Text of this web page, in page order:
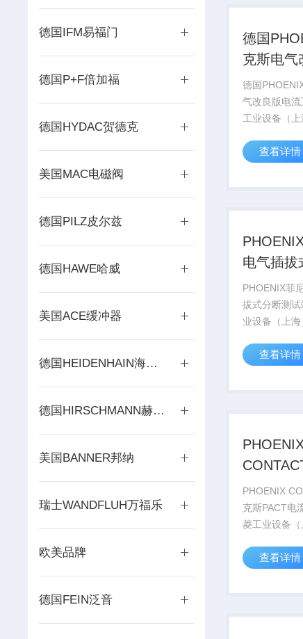
德国IFM易福门
德国P+F倍加福
德国HYDAC贺德克
美国MAC电磁阀
德国PILZ皮尔兹
德国HAWE哈威
美国ACE缓冲器
德国HEIDENHAIN海德汉
德国HIRSCHMANN赫斯曼
美国BANNER邦纳
瑞士WANDFLUH万福乐
欧美品牌
德国FEIN泛音
德国
克斯电气
流互感器
德国
气改良版电
工业设备（上
CONTACT菲
号库存现货
查看详情
电气插拔
试端子
PHOENIX菲
拔式分断测
业设备（上海
CONTACT菲
号库存现货
查看详情
斯PACT
PHOENIX
克斯PACT电
菱工业设备（
CONTACT菲
号库存现货
查看详情